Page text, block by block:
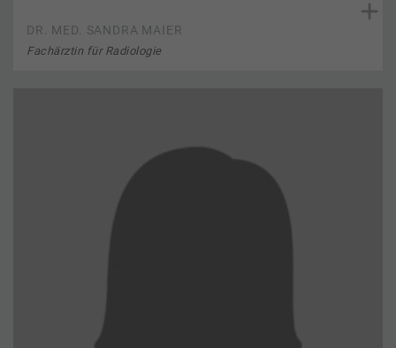
DR. MED. SANDRA MAIER
Fachärztin für Radiologie